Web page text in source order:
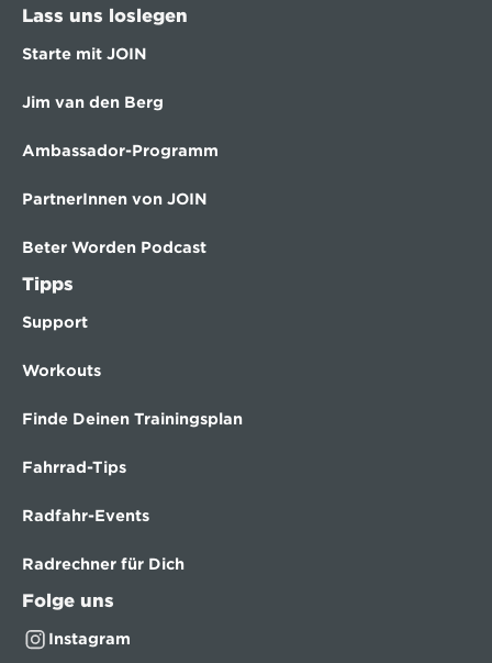
Lass uns loslegen
Starte mit JOIN
Jim van den Berg
Ambassador-Programm
PartnerInnen von JOIN
Beter Worden Podcast
Tipps
Support
Workouts
Finde Deinen Trainingsplan
Fahrrad-Tips
Radfahr-Events
Radrechner für Dich
Folge uns
Instagram